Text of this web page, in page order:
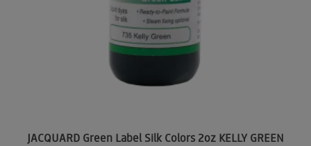
JACQUARD Green Label Silk Colors 2oz KELLY GREEN